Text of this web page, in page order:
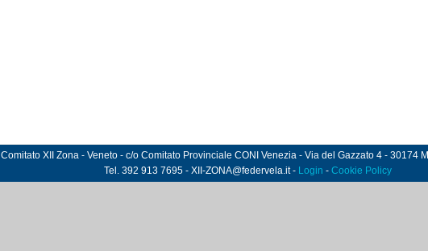
Comitato XII Zona - Veneto - c/o Comitato Provinciale CONI Venezia - Via del Gazzato 4 - 30174
Tel. 392 913 7695 - XII-ZONA@federvela.it - Login - Cookie Policy